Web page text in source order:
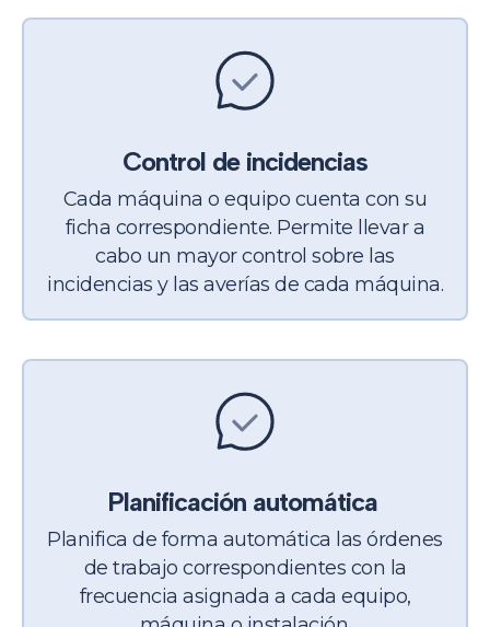
Control de incidencias
Cada máquina o equipo cuenta con su
ficha correspondiente. Permite llevar a
cabo un mayor control sobre las
incidencias y las averías de cada máquina.
Planificación automática
Planifica de forma automática las órdenes
de trabajo correspondientes con la
frecuencia asignada a cada equipo,